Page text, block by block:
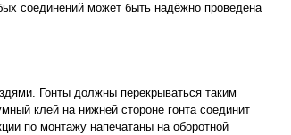
соединений может быть надёжно проведена
Гонты должны перекрываться таким
клей на нижней стороне гонта соединит
по монтажу напечатаны на оборотной